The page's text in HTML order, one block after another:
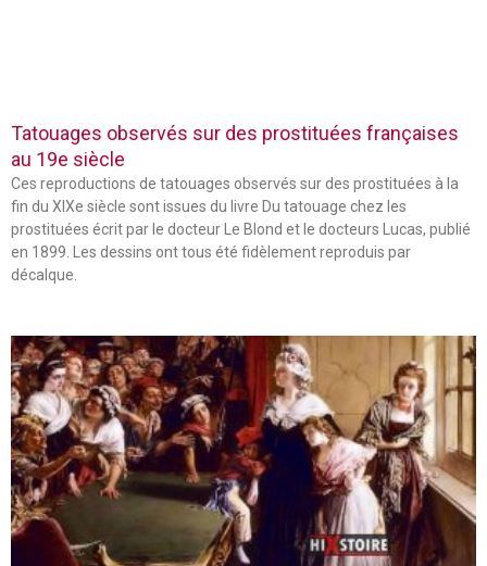
Tatouages observés sur des prostituées françaises
au 19e siècle
Ces reproductions de tatouages observés sur des prostituées à la
fin du XIXe siècle sont issues du livre Du tatouage chez les
prostituées écrit par le docteur Le Blond et le docteurs Lucas, publié
en 1899. Les dessins ont tous été fidèlement reproduis par
décalque.